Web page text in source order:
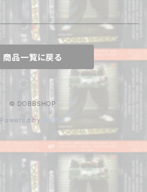
商品一覧に戻る
© DOBBSHOP
Powered by